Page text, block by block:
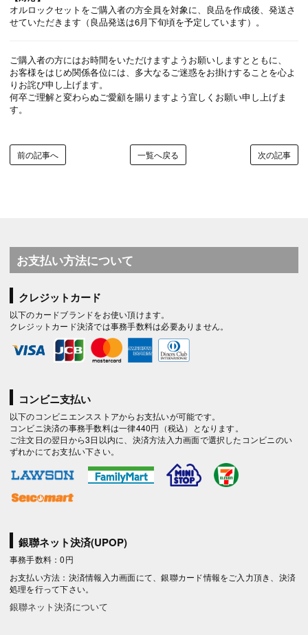
オルロックセットをご購入者の方全員を対象に、良品を作成後、発送さ
せていただきます（良品発送は6月下旬頃を予定しています）。
ご購入者の方にはお時間をいただけますようお願いしますとともに、
お客様をはじめ関係各位には、多大なるご迷惑をお掛けすることを心よ
りお詫び申し上げます。
何卒ご理解と変わらぬご愛顧を賜りますよう宜しくお願い申し上げま
す。
前の記事へ 一覧へ戻る 次の記事
お支払い方法について
クレジットカード
以下のカードブランドをお使い頂けます。
クレジットカード決済では事務手数料は必要ありません。
コンビニ支払い
以下のコンビニエンスストアからお支払いが可能です。
コンビニ決済の事務手数料は一律440円（税込）となります。
ご注文日の翌日から3日以内に、決済方法入力画面で選択したコンビニのい
ずれかにてお支払い下さい。
銀聯ネット決済(UPOP)
事務手数料：0円
お支払い方法：決済情報入力画面にて、銀聯カード情報をご入力頂き、決済
処理を行って下さい。
銀聯ネット決済について